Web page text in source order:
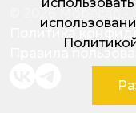
© 2026 Mobecan -
Политика